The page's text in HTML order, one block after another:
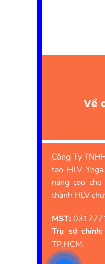
Về
Công Ty
tạo HLV
nâng cao
thành HLV
MST:
Trụ sở chính:
TP.HCM.